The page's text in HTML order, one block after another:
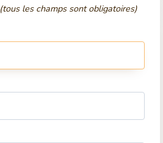
(tous les champs sont obligatoires)